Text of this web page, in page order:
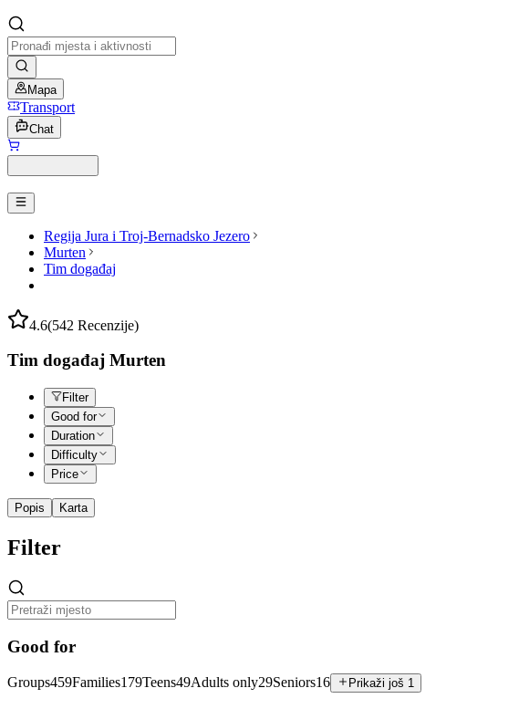
Mapa
Transport
Chat
Regija Jura i Troj-Bernadsko Jezero
Murten
Tim događaj
4.6(542 Recenzije)
Tim događaj Murten
Filter
Good for
Duration
Difficulty
Price
Popis Karta
Filter
Good for
Groups459Families179Teens49Adults only29Seniors16 Prikaži još 1